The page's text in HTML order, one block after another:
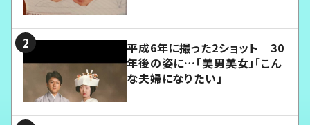
平成6年に撮った2ショット 30
年後の姿に…「美男美女」「こん
な夫婦になりたい」